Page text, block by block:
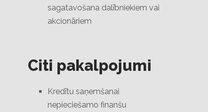
sagatavošana dalībniekiem vai
akcionāriem
Citi pakalpojumi
Kredītu saņemšanai
nepieciešamo finanšu